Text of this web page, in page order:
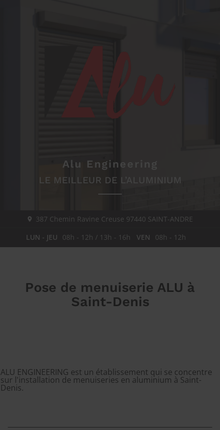
Alu Engineering
LE MEILLEUR DE L’ALUMINIUM
387 Chemin Ravine Creuse 97440 SAINT-ANDRE
LUN - JEU
08h - 12h / 13h - 16h VEN 08h - 12h
Pose de menuiserie ALU à
Saint-Denis
ALU ENGINEERING est un établissement qui se concentre
sur l'installation de menuiseries en aluminium à Saint-
Denis.